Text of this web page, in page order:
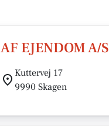
AF EJENDOM A/S
Kuttervej 17
9990 Skagen